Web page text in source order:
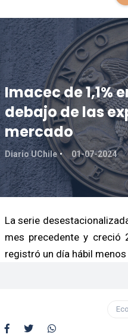
Imacec de 1,1%
debajo de las
mercado
Diario UChile 01-07-2024
La serie
mes precedente y creció
registró un día hábil